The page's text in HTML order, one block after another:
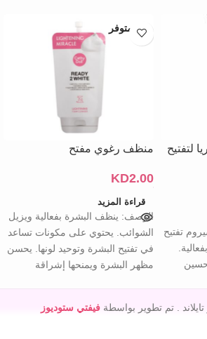
لتفتيح
تفتيح
غير متوفر
منظف رغوي مفتح
KD2.00
قراءة المزيد
الوصف: ينظف البشرة بفعالية ويزيل
الشوائب. يحتوي على مكونات تساعد
في تفتيح البشرة وتوحيد لونها. يحسن
مظهر البشرة ويمنحها إشراقة
. تم تطوير بواسطة فيفتي ستوديوز